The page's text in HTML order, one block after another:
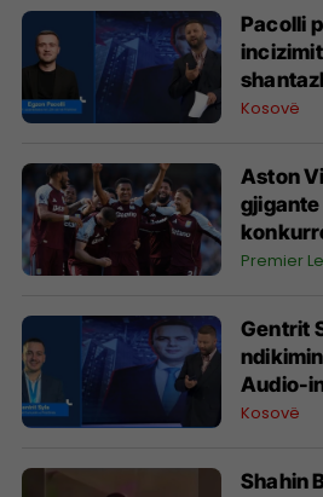
Pacolli
Kosovë
Aston
gjigante
Premier
Gentrit
Audio-
Kosovë
Shahin